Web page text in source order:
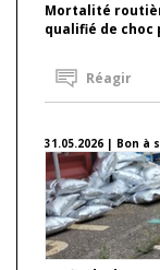
Mortalité
qualifié de choc
Réagir
31.05.2026 | Bon à